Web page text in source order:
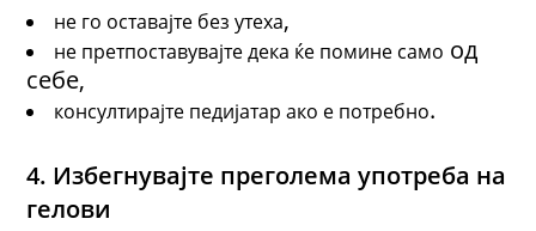
не го оставајте без утеха,
не претпоставувајте дека ќе помине само од
себе,
консултирајте педијатар ако е потребно.
4. Избегнувајте преголема употреба на
гелови